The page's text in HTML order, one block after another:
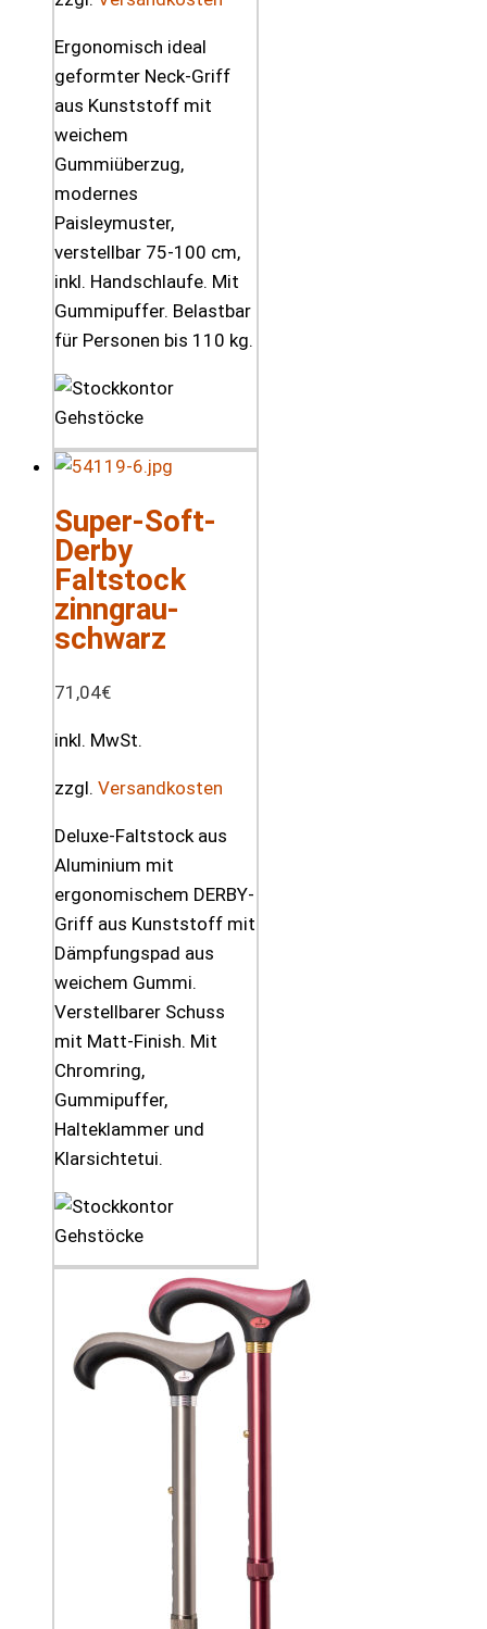
Ergonomisch ideal
geformter Neck-Griff
aus Kunststoff mit
weichem
Gummiüberzug,
modernes
Paisleymuster,
verstellbar 75-100 cm,
inkl. Handschlaufe. Mit
Gummipuffer. Belastbar
für Personen bis 110 kg.
Super-Soft-
Derby
Faltstock
zinngrau-
schwarz
71,04€
inkl. MwSt.
zzgl. Versandkosten
Deluxe-Faltstock aus
Aluminium mit
ergonomischem DERBY-
Griff aus Kunststoff mit
Dämpfungspad aus
weichem Gummi.
Verstellbarer Schuss
mit Matt-Finish. Mit
Chromring,
Gummipuffer,
Halteklammer und
Klarsichtetui.